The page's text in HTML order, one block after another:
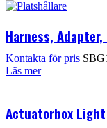
Harness, Adapter,
Kontakta för pris
Läs mer
Actuatorbox Light